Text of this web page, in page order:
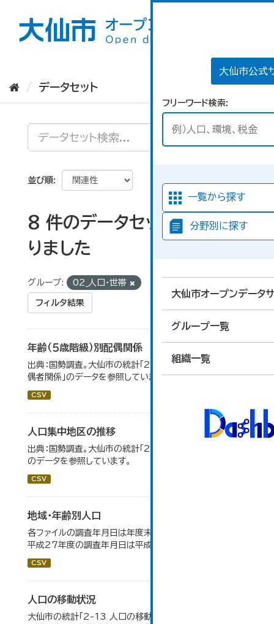
大仙市公式
フリーワード検索
一覧から探す
分野別に探す
大仙市オープンデータ
グループ一覧
組織一覧
データセット
並び順
8 件のデータセットが見つか
りました
グループ: 02_人口・世帯
フィルタ結果
年齢（５歳階級）別配偶関係
出典：国勢調査。大仙市の統計「2-12 年齢（5歳階級）別配
偶者関係」のデータを参照しています。
CSV
人口集中地区の推移
出典：国勢調査。大仙市の統計「2-3 人口集中地区の推移」
のデータを参照しています。
CSV
地域・年齢別人口
各ファイルの調査年月日は年度末（3月31日）です。 （例）
平成27年度の調査年月日は平成28年3月31日です。
CSV
人口の移動状況
大仙市の統計「2-13 人口の移動状況」のデータを参照し